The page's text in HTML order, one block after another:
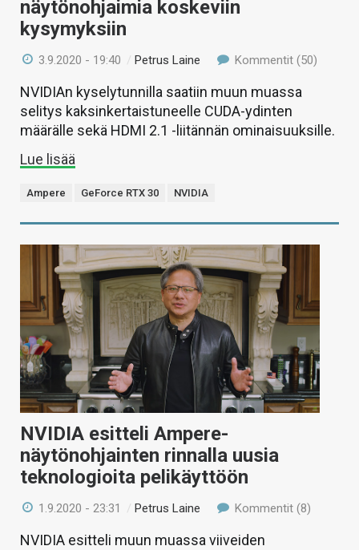
näytönohjaimia koskeviin
kysymyksiin
3.9.2020 - 19:40 /Petrus Laine Kommentit (50)
NVIDIAn kyselytunnilla saatiin muun muassa
selitys kaksinkertaistuneelle CUDA-ydinten
määrälle sekä HDMI 2.1 -liitännän ominaisuuksille.
Lue lisää
Ampere GeForce RTX 30 NVIDIA
NVIDIA esitteli Ampere-
näytönohjainten rinnalla uusia
teknologioita pelikäyttöön
1.9.2020 - 23:31 /Petrus Laine Kommentit (8)
NVIDIA esitteli muun muassa viiveiden